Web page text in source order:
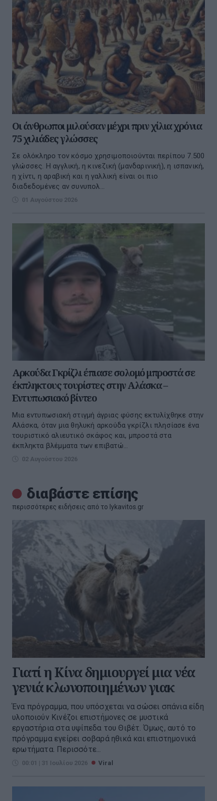
Οι άνθρωποι μιλούσαν μέχρι πριν χίλια χρόνια
75 χιλιάδες γλώσσες
Σε ολόκληρο τον κόσμο χρησιμοποιούνται περίπου 7.500
γλώσσες. Η αγγλική, η κινεζική (μανδαρινική), η ισπανική,
η χίντι, η αραβική και η γαλλική είναι οι πιο
διαδεδομένες αν συνυπολ...
01 Αυγούστου 2026
Αρκούδα Γκρίζλι έπιασε σολομό μπροστά σε
έκπληκτους τουρίστες στην Αλάσκα –
Εντυπωσιακό βίντεο
Μια εντυπωσιακή στιγμή άγριας φύσης εκτυλίχθηκε στην
Αλάσκα, όταν μια θηλυκή αρκούδα γκρίζλι πλησίασε ένα
τουριστικό αλιευτικό σκάφος και, μπροστά στα
έκπληκτα βλέμματα των επιβατώ...
02 Αυγούστου 2026
διαβάστε επίσης
περισσότερες ειδήσεις από το lykavitos.gr
Γιατί η Κίνα δημιουργεί μια νέα
γενιά κλωνοποιημένων γιακ
Ένα πρόγραμμα, που υπόσχεται να σώσει σπάνια είδη
υλοποιούν Κινέζοι επιστήμονες σε μυστικά
εργαστήρια στα υψίπεδα του Θιβέτ. Όμως, αυτό το
πρόγραμμα εγείρει σοβαρά ηθικά και επιστημονικά
ερωτήματα. Περισσότε...
00:01 | 31 Ιουλίου 2026 Viral